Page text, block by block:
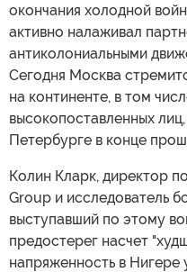
окончания холодной
активно налаживал
антиколониальными
Сегодня Москва
на континенте, в том
высокопоставленных
Петербурге в конце
Колин Кларк, директор
Group и исследователь
выступавший по этому
предостерег насчет
напряженность в Нигере